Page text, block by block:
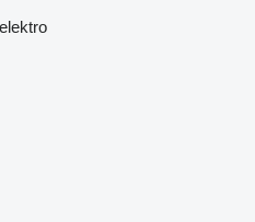
elektro